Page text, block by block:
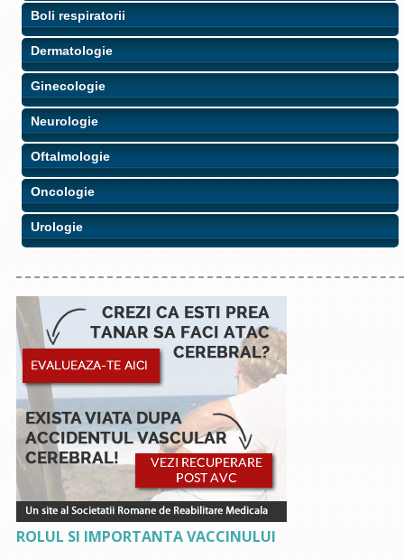
Boli respiratorii
Dermatologie
Ginecologie
Neurologie
Oftalmologie
Oncologie
Urologie
ROLUL SI IMPORTANTA VACCINULUI